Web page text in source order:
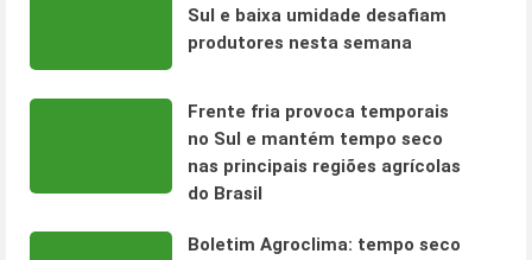
Sul e baixa umidade desafiam
produtores nesta semana
Frente fria provoca temporais
no Sul e mantém tempo seco
nas principais regiões agrícolas
do Brasil
Boletim Agroclima: tempo seco